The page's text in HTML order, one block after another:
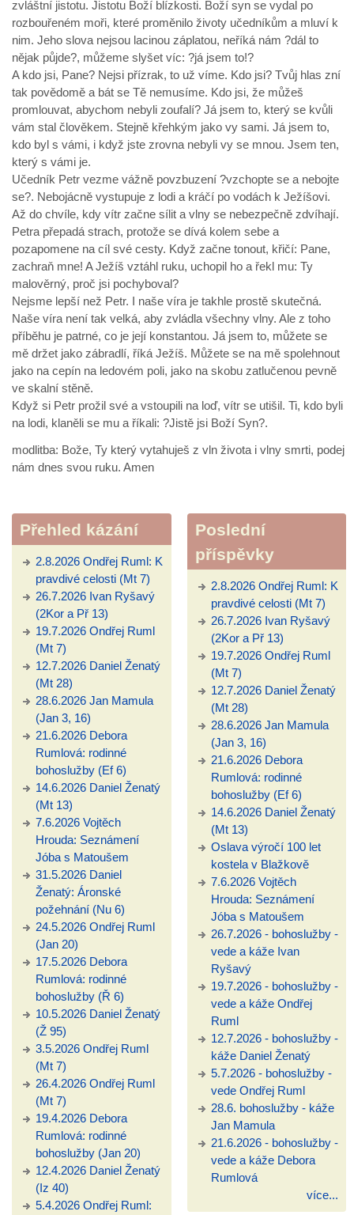
zvláštní jistotu. Jistotu Boží blízkosti. Boží syn se vydal po
rozbouřeném moři, které proměnilo životy učedníkům a mluví k
nim. Jeho slova nejsou lacinou záplatou, neříká nám ?dál to
nějak půjde?, můžeme slyšet víc: ?já jsem to!?
A kdo jsi, Pane? Nejsi přízrak, to už víme. Kdo jsi? Tvůj hlas zní
tak povědomě a bát se Tě nemusíme. Kdo jsi, že můžeš
promlouvat, abychom nebyli zoufalí? Já jsem to, který se kvůli
vám stal člověkem. Stejně křehkým jako vy sami. Já jsem to,
kdo byl s vámi, i když jste zrovna nebyli vy se mnou. Jsem ten,
který s vámi je.
Učedník Petr vezme vážně povzbuzení ?vzchopte se a nebojte
se?. Nebojácně vystupuje z lodi a kráčí po vodách k Ježíšovi.
Až do chvíle, kdy vítr začne sílit a vlny se nebezpečně zdvíhají.
Petra přepadá strach, protože se dívá kolem sebe a
pozapomene na cíl své cesty. Když začne tonout, křičí: Pane,
zachraň mne! A Ježíš vztáhl ruku, uchopil ho a řekl mu: Ty
malověrný, proč jsi pochyboval?
Nejsme lepší než Petr. I naše víra je takhle prostě skutečná.
Naše víra není tak velká, aby zvládla všechny vlny. Ale z toho
příběhu je patrné, co je její konstantou. Já jsem to, můžete se
mě držet jako zábradlí, říká Ježíš. Můžete se na mě spolehnout
jako na cepín na ledovém poli, jako na skobu zatlučenou pevně
ve skalní stěně.
Když si Petr prožil své a vstoupili na loď, vítr se utišil. Ti, kdo byli
na lodi, klaněli se mu a říkali: ?Jistě jsi Boží Syn?.
modlitba: Bože, Ty který vytahuješ z vln života i vlny smrti, podej
nám dnes svou ruku. Amen
Přehled kázání
2.8.2026 Ondřej Ruml: K
pravdivé celosti (Mt 7)
26.7.2026 Ivan Ryšavý
(2Kor a Př 13)
19.7.2026 Ondřej Ruml
(Mt 7)
12.7.2026 Daniel Ženatý
(Mt 28)
28.6.2026 Jan Mamula
(Jan 3, 16)
21.6.2026 Debora
Rumlová: rodinné
bohoslužby (Ef 6)
14.6.2026 Daniel Ženatý
(Mt 13)
7.6.2026 Vojtěch
Hrouda: Seznámení
Jóba s Matoušem
31.5.2026 Daniel
Ženatý: Áronské
požehnání (Nu 6)
24.5.2026 Ondřej Ruml
(Jan 20)
17.5.2026 Debora
Rumlová: rodinné
bohoslužby (Ř 6)
10.5.2026 Daniel Ženatý
(Ž 95)
3.5.2026 Ondřej Ruml
(Mt 7)
26.4.2026 Ondřej Ruml
(Mt 7)
19.4.2026 Debora
Rumlová: rodinné
bohoslužby (Jan 20)
12.4.2026 Daniel Ženatý
(Iz 40)
5.4.2026 Ondřej Ruml:
Poslední
příspěvky
2.8.2026 Ondřej Ruml: K
pravdivé celosti (Mt 7)
26.7.2026 Ivan Ryšavý
(2Kor a Př 13)
19.7.2026 Ondřej Ruml
(Mt 7)
12.7.2026 Daniel Ženatý
(Mt 28)
28.6.2026 Jan Mamula
(Jan 3, 16)
21.6.2026 Debora
Rumlová: rodinné
bohoslužby (Ef 6)
14.6.2026 Daniel Ženatý
(Mt 13)
Oslava výročí 100 let
kostela v Blažkově
7.6.2026 Vojtěch
Hrouda: Seznámení
Jóba s Matoušem
26.7.2026 - bohoslužby -
vede a káže Ivan
Ryšavý
19.7.2026 - bohoslužby -
vede a káže Ondřej
Ruml
12.7.2026 - bohoslužby -
káže Daniel Ženatý
5.7.2026 - bohoslužby -
vede Ondřej Ruml
28.6. bohoslužby - káže
Jan Mamula
21.6.2026 - bohoslužby -
vede a káže Debora
Rumlová
více...